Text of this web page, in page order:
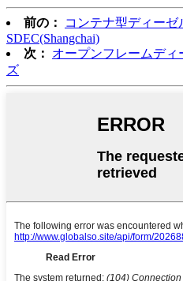
前の：
コンテナ型ディー
SDEC(Shangchai)
次：
オープンフレームディ
ズ